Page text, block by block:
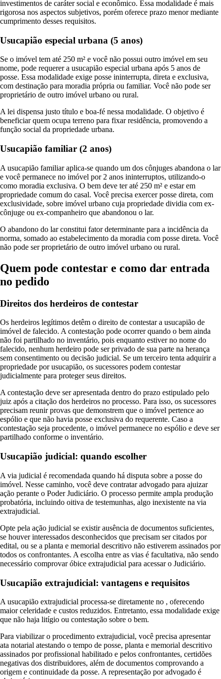
investimentos de caráter social e econômico. Essa modalidade é mais
rigorosa nos aspectos subjetivos, porém oferece prazo menor mediante
cumprimento desses requisitos.
Usucapião especial urbana (5 anos)
Se o imóvel tem até 250 m² e você não possui outro imóvel em seu
nome, pode requerer a usucapião especial urbana após 5 anos de
posse. Essa modalidade exige posse ininterrupta, direta e exclusiva,
com destinação para moradia própria ou familiar. Você não pode ser
proprietário de outro imóvel urbano ou rural.
A lei dispensa justo título e boa-fé nessa modalidade. O objetivo é
beneficiar quem ocupa terreno para fixar residência, promovendo a
função social da propriedade urbana.
Usucapião familiar (2 anos)
A usucapião familiar aplica-se quando um dos cônjuges abandona o lar
e você permanece no imóvel por 2 anos ininterruptos, utilizando-o
como moradia exclusiva. O bem deve ter até 250 m² e estar em
propriedade comum do casal. Você precisa exercer posse direta, com
exclusividade, sobre imóvel urbano cuja propriedade dividia com ex-
cônjuge ou ex-companheiro que abandonou o lar.
O abandono do lar constitui fator determinante para a incidência da
norma, somado ao estabelecimento da moradia com posse direta. Você
não pode ser proprietário de outro imóvel urbano ou rural.
Quem pode contestar e como dar entrada
no pedido
Direitos dos herdeiros de contestar
Os herdeiros legítimos detêm o direito de contestar a usucapião de
imóvel de falecido. A contestação pode ocorrer quando o bem ainda
não foi partilhado no inventário, pois enquanto estiver no nome do
falecido, nenhum herdeiro pode ser privado de sua parte na herança
sem consentimento ou decisão judicial. Se um terceiro tenta adquirir a
propriedade por usucapião, os sucessores podem contestar
judicialmente para proteger seus direitos.
A contestação deve ser apresentada dentro do prazo estipulado pelo
juiz após a citação dos herdeiros no processo. Para isso, os sucessores
precisam reunir provas que demonstrem que o imóvel pertence ao
espólio e que não havia posse exclusiva do requerente. Caso a
contestação seja procedente, o imóvel permanece no espólio e deve ser
partilhado conforme o inventário.
Usucapião judicial: quando escolher
A via judicial é recomendada quando há disputa sobre a posse do
imóvel. Nesse caminho, você deve contratar advogado para ajuizar
ação perante o Poder Judiciário. O processo permite ampla produção
probatória, incluindo oitiva de testemunhas, algo inexistente na via
extrajudicial.
Opte pela ação judicial se existir ausência de documentos suficientes,
se houver interessados desconhecidos que precisam ser citados por
edital, ou se a planta e memorial descritivo não estiverem assinados por
todos os confrontantes. A escolha entre as vias é facultativa, não sendo
necessário comprovar óbice extrajudicial para acessar o Judiciário.
Usucapião extrajudicial: vantagens e requisitos
A usucapião extrajudicial processa-se diretamente no , oferecendo
maior celeridade e custos reduzidos. Entretanto, essa modalidade exige
que não haja litígio ou contestação sobre o bem.
Para viabilizar o procedimento extrajudicial, você precisa apresentar
ata notarial atestando o tempo de posse, planta e memorial descritivo
assinados por profissional habilitado e pelos confrontantes, certidões
negativas dos distribuidores, além de documentos comprovando a
origem e continuidade da posse. A representação por advogado é